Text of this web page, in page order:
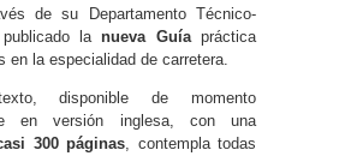
de su Departamento Técnico-
publicado lanueva Guíapráctica
en la especialidad de carretera.
disponible de momento
en versión inglesa, con una
300 páginas, contempla todas